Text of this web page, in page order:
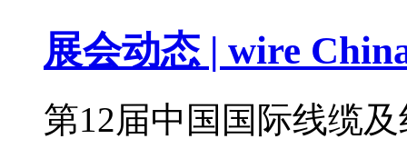
展会动态 | wire
第12届中国国际线缆